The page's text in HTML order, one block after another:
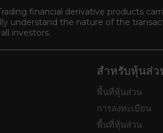
financial derivative products
understand the nature of the
investors.
สำหรับหุ้นส่ว
พื้นที่หุ้นส่วน
การลงทะเบียน
พื้นที่หุ้นส่วน